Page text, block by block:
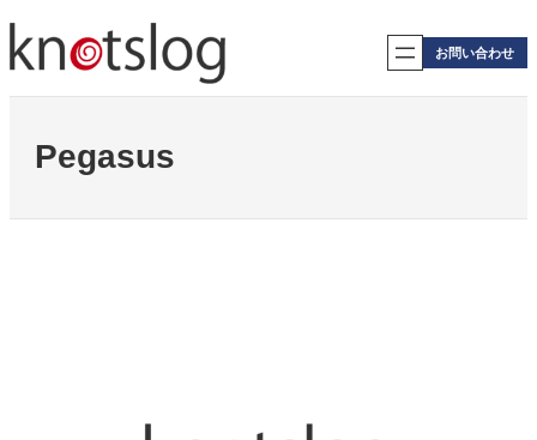
内
容
を
お問い合わせ
Pegasus